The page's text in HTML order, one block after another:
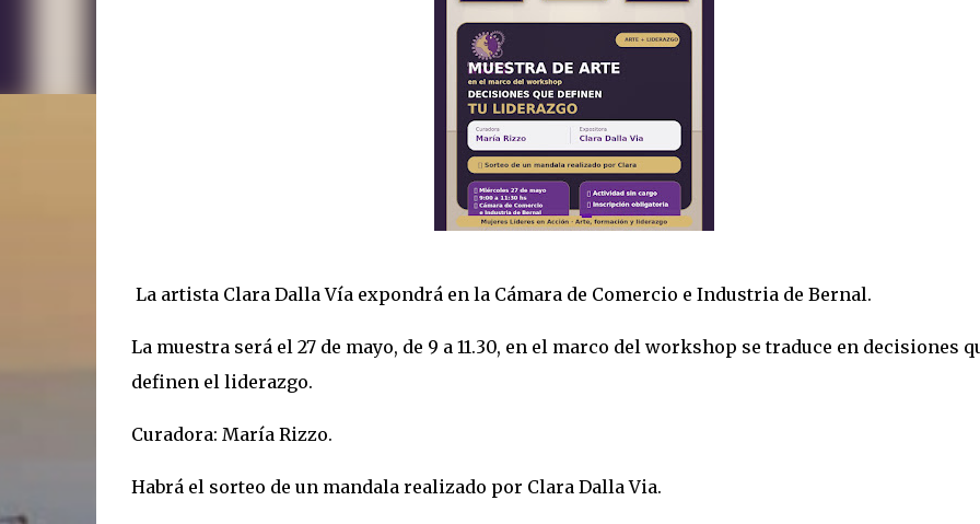
La artista Clara Dalla Vía expondrá en la Cámara de Comercio e Industria de Bernal.
La muestra será el 27 de mayo, de 9 a 11.30, en el marco del workshop se traduce en decisiones
definen el liderazgo.
Curadora: María Rizzo.
Habrá el sorteo de un mandala realizado por Clara Dalla Via.